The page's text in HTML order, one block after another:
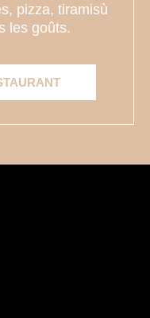
pizza, tiramisù
les goûts.